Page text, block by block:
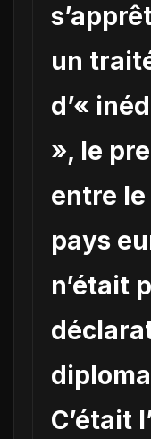
un
d’«
», le
entre
pays
n’était
C’était